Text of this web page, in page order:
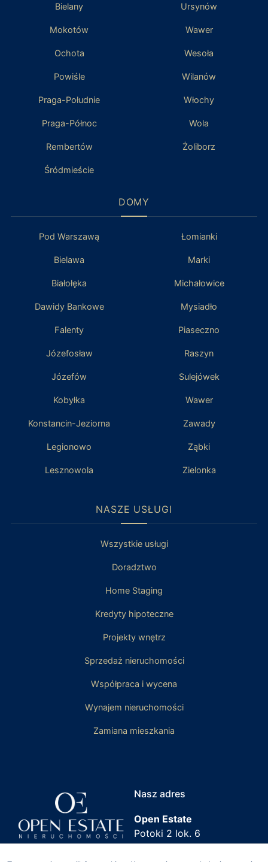
Bielany
Mokotów
Ochota
Powiśle
Praga-Południe
Praga-Północ
Rembertów
Śródmieście
Ursynów
Wawer
Wesoła
Wilanów
Włochy
Wola
Żoliborz
DOMY
Pod Warszawą
Bielawa
Białołęka
Dawidy Bankowe
Falenty
Józefosław
Józefów
Kobyłka
Konstancin-Jeziorna
Legionowo
Lesznowola
Łomianki
Marki
Michałowice
Mysiadło
Piaseczno
Raszyn
Sulejówek
Wawer
Zawady
Ząbki
Zielonka
NASZE USŁUGI
Wszystkie usługi
Doradztwo
Home Staging
Kredyty hipoteczne
Projekty wnętrz
Sprzedaż nieruchomości
Współpraca i wycena
Wynajem nieruchomości
Zamiana mieszkania
Nasz adres
Open Estate
Potoki 2 lok. 6
02-717 Warszawa